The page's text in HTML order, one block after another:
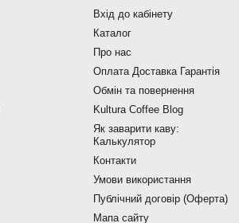
Вхід до кабінету
Каталог
Про нас
Оплата Доставка Гарантія
Обмін та повернення
Kultura Coffee Blog
Як заварити каву:
Калькулятор
Контакти
Умови використання
Публічний договір (Оферта)
Мапа сайту